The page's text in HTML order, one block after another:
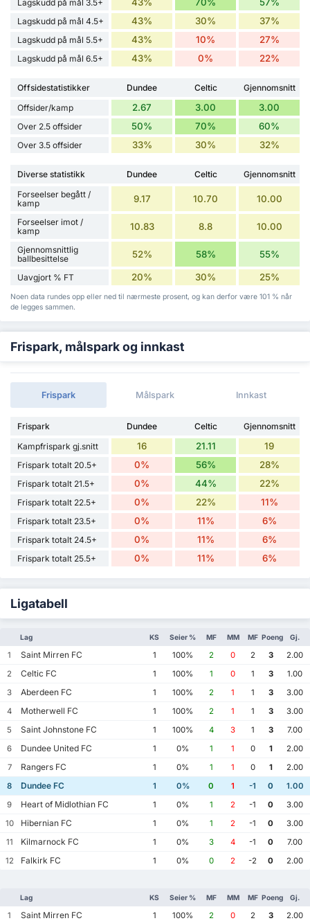
Lagskudd på mål 3.5+ 43% 70% 57%
Lagskudd på mål 4.5+ 43% 30% 37%
Lagskudd på mål 5.5+ 43% 10% 27%
Lagskudd på mål 6.5+ 43% 0% 22%
Offsidestatistikker Dundee Celtic
Gjennomsnitt
Offsider/kamp
2.67 3.00 3.00
Over 2.5 offsider 50% 70% 60%
Over 3.5 offsider 33% 30% 32%
Diverse statistikk Dundee Celtic
Gjennomsnitt
Forseelser begått /
kamp
9.17 10.70 10.00
Forseelser imot /
kamp
10.83 8.8 10.00
Gjennomsnittlig
ballbesittelse
52% 58% 55%
Uavgjort % FT 20% 30% 25%
Noen data rundes opp eller ned til nærmeste prosent, og kan derfor være 101 % når
de legges sammen.
Frispark, målspark og innkast
Frispark Målspark Innkast
Frispark Dundee Celtic
Gjennomsnitt
Kampfrispark gj.snitt
16 21.11 19
Frispark totalt 20.5+ 0% 56% 28%
Frispark totalt 21.5+ 0% 44% 22%
Frispark totalt 22.5+ 0% 22% 11%
Frispark totalt 23.5+ 0% 11% 6%
Frispark totalt 24.5+ 0% 11% 6%
Frispark totalt 25.5+ 0% 11% 6%
Ligatabell
Lag KS Seier % MF MM MF Poeng Gj.
1 Saint Mirren FC 1 100% 2 0 2 3
2.00
2
Celtic FC 1 100% 1 0 1 3
1.00
3
Aberdeen FC 1 100% 2 1 1 3
3.00
4
Motherwell FC 1 100% 2 1 1 3
3.00
5
Saint Johnstone FC 1 100% 4 3 1 3
7.00
6
Dundee United FC 1 0% 1 1 0 1
2.00
7
Rangers FC 1 0% 1 1 0 1
2.00
8
Dundee FC 1 0% 0 1 -1 0
1.00
9
Heart of Midlothian FC 1 0% 1 2 -1 0
3.00
10
Hibernian FC 1 0% 1 2 -1 0
3.00
11
Kilmarnock FC 1 0% 3 4 -1 0
7.00
12
Falkirk FC 1 0% 0 2 -2 0 2.00
Lag KS Seier % MF MM MF Poeng Gj.
1 Saint Mirren FC 1 100% 2 0 2 3 2.00